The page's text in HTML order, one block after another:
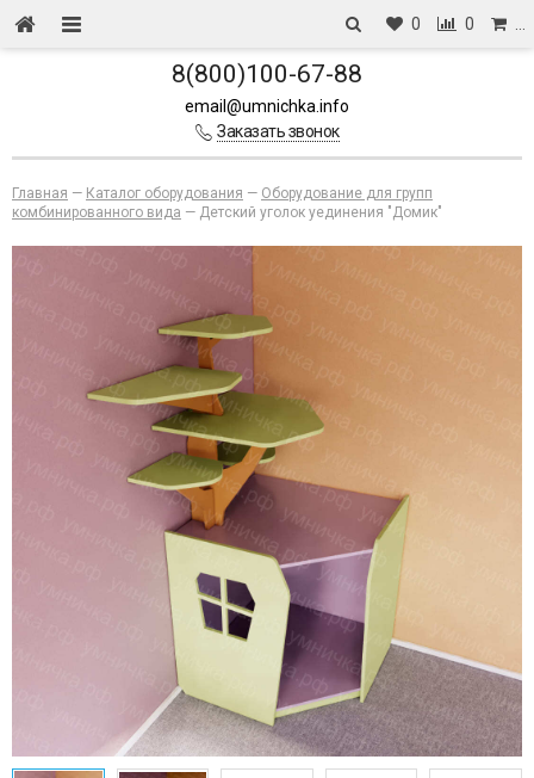
0 0
8(800)100-67-88
email@umnichka.info
Заказать звонок
Главная — Каталог оборудования — Оборудование для групп
комбинированного вида — Детский уголок уединения "Домик"